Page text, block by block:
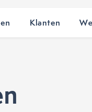
Klanten